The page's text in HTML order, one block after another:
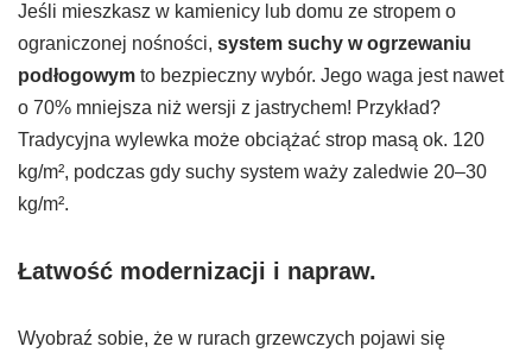
Jeśli mieszkasz w kamienicy lub domu ze stropem o
ograniczonej nośności, system suchy w ogrzewaniu
podłogowym to bezpieczny wybór. Jego waga jest nawet
o 70% mniejsza niż wersji z jastrychem! Przykład?
Tradycyjna wylewka może obciążać strop masą ok. 120
kg/m², podczas gdy suchy system waży zaledwie 20–30
kg/m².
Łatwość modernizacji i napraw.
Wyobraź sobie, że w rurach grzewczych pojawi się